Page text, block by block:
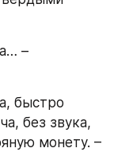
–
быстро
без звука,
монету. –